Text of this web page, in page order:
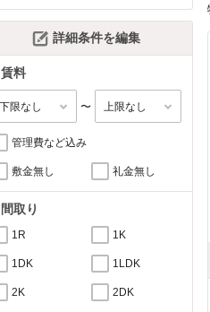
詳細条件を編集
賃料
〜
管理費など込み
敷金無し 礼金無し
間取り
1R 1K
1DK 1LDK
2K 2DK